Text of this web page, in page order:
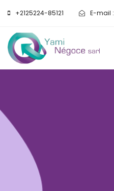
+2125224-85121 E-mail :